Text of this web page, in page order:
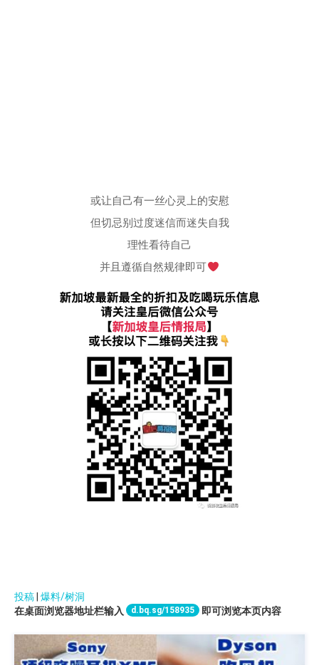
或让自己有一丝心灵上的安慰
但切忌别过度迷信而迷失自我
理性看待自己
并且遵循自然规律即可
投稿 爆料/树洞
在桌面浏览器地址栏输入
d.bq.sg/158935 即可浏览本页内容